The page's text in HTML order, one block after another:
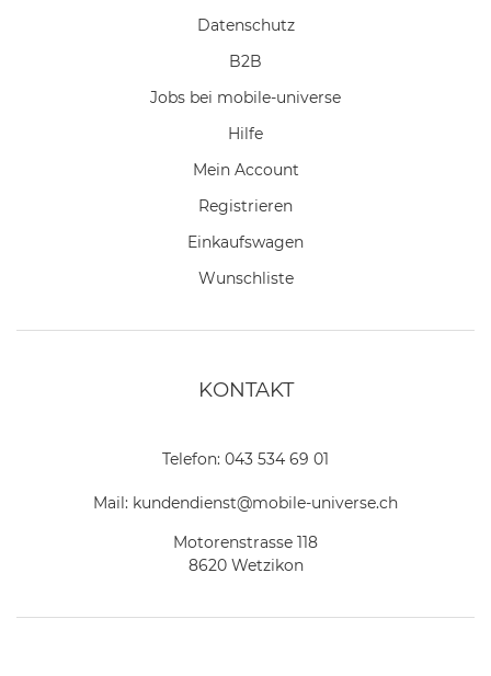
Datenschutz
B2B
Jobs bei mobile-universe
Hilfe
Mein Account
Registrieren
Einkaufswagen
Wunschliste
KONTAKT
Telefon: 043 534 69 01
Mail: kundendienst@mobile-universe.ch
Motorenstrasse 118
8620 Wetzikon